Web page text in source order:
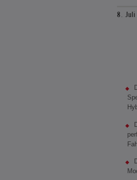
8. Juli